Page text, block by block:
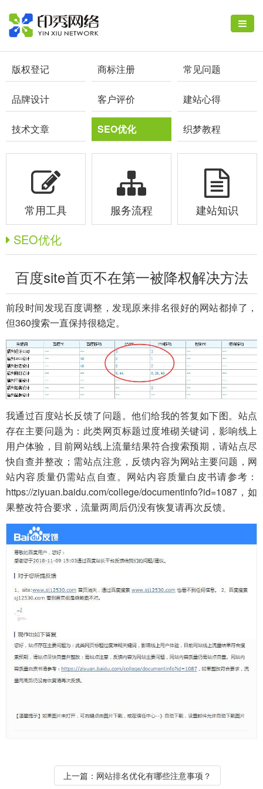
版权登记 商标注册 常见问题
品牌设计 客户评价 建站心得
技术文章 SEO优化 织梦教程
常用工具 服务流程 建站知识
SEO优化
百度site首页不在第一被降权解决方法
前段时间发现百度调整，发现原来排名很好的网站都掉了，
但360搜索一直保持很稳定。
我通过百度站长反馈了问题。他们给我的答复如下图。 站点
存在主要问题为：此类网页标题过度堆砌关键词，影响线上
用户体验，目前网站线上流量结果符合搜索预期，请站点尽
快自查并整改；需站点注意，反馈内容为网站主要问题，网
站内容质量仍需站点自查。网站内容质量白皮书请参考：
https://ziyuan.baidu.com/college/documentinfo?id=1087 ，如
果整改符合要求，流量两周后仍没有恢复请再次反馈。
上一篇： 网站排名优化有哪些注意事项？